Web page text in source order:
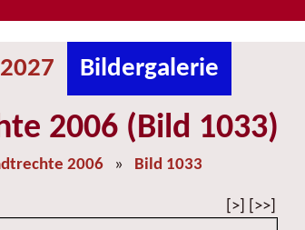
Bildergalerie
2006 (Bild 1033)
2006 » Bild 1033
[>] [>>]